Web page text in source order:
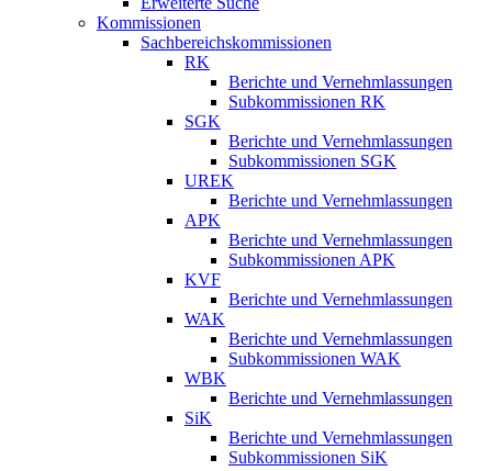
Kommissionen
Sachbereichskommissionen
RK
Berichte und Vernehmlassungen
Subkommissionen RK
SGK
Berichte und Vernehmlassungen
Subkommissionen SGK
UREK
Berichte und Vernehmlassungen
APK
Berichte und Vernehmlassungen
Subkommissionen APK
KVF
Berichte und Vernehmlassungen
WAK
Berichte und Vernehmlassungen
Subkommissionen WAK
WBK
Berichte und Vernehmlassungen
SiK
Berichte und Vernehmlassungen
Subkommissionen SiK